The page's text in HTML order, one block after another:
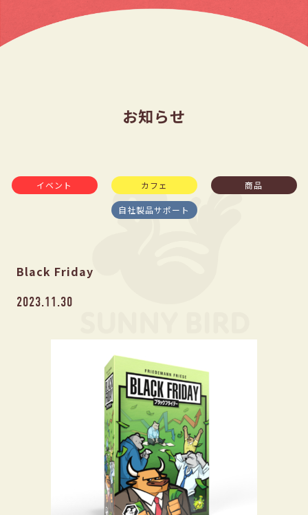
お知らせ
イベント カフェ 商品
自社製品サポート
Black Friday
2023.11.30